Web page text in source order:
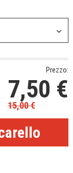
Prezzo:
7,50 €
15,00€